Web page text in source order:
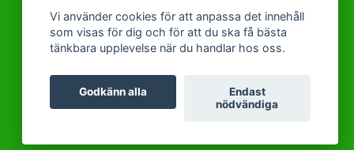
Instagram
Snapchat
Tiktok
Vi använder cookies för att anpassa det innehåll
som visas för dig och för att du ska få bästa
tänkbara upplevelse när du handlar hos oss.
Godkänn alla
Endast
nödvändiga